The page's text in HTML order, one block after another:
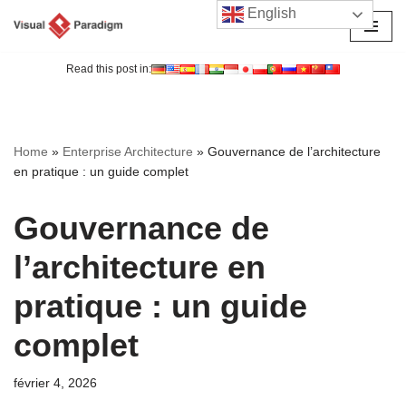
Read this post in:
Home » Enterprise Architecture » Gouvernance de l’architecture
en pratique : un guide complet
Gouvernance de
l’architecture en
pratique : un guide
complet
février 4, 2026
English